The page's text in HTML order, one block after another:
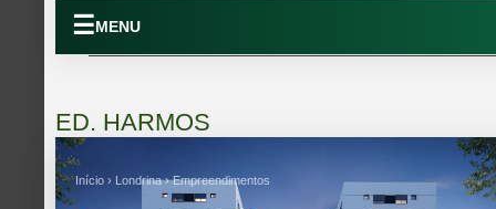
☰MENU
ED. HARMOS
Início › Londrina › Empreendimentos